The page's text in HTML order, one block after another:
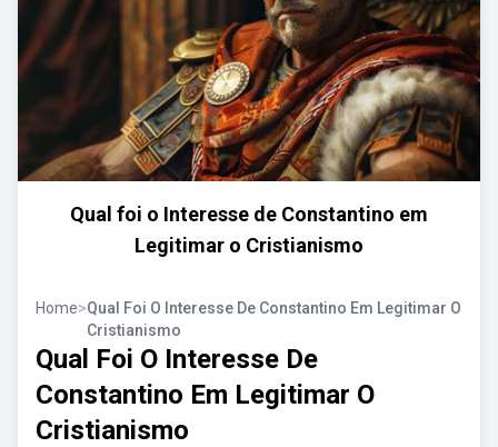
Qual foi o Interesse de Constantino em
Legitimar o Cristianismo
Home>Qual Foi O Interesse De Constantino Em Legitimar O
Cristianismo
Qual Foi O Interesse De
Constantino Em Legitimar O
Cristianismo